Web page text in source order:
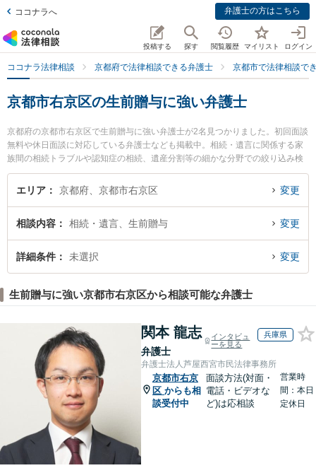
ココナラへ 弁護士の方はこちら
投稿する 探す 閲覧履歴 マイリスト ログイン
ココナラ法律相談 京都府で法律相談できる弁護士 京都市で法律相談で
京都市右京区の生前贈与に強い弁護士
京都府の京都市右京区で生前贈与に強い弁護士が2名見つかりました。初回面談
無料や休日面談に対応している弁護士なども掲載中。相続・遺言に関係する家
族間の相続トラブルや認知症の相続、遺産分割等の細かな分野での絞り込み検
索もでき便利です。特に洛彩総合法律事務所の河本 晃輔弁護士や京都西法律事
務所の中西 和宏弁護士のプロフィール情報や弁護士費用、強みなどが注目され
士を検索したい』『初回相談無料で生前贈与を法律相談できる京都市右京区内
の弁護士に相談予約したい』などでお困りの相談者さんにおすすめです。
エリア 京都府、京都市右京区 変更
相談内容 相続・遺言、生前贈与 変更
詳細条件 未選択 変更
生前贈与に強い京都市右京区から相談可能な弁護士
関本 龍志
弁護士
インタビュ
ーを見る
兵庫県
弁護士法人芦屋西宮市民法律事務所
京都市右京
区 からも相
談受付中
面談方法(対面・
電話・ビデオな
ど)は応相談
営業時
間：本日
定休日